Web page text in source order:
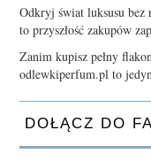
Odkryj świat luksusu
to przyszłość zakupów
Zanim kupisz pełny
odlewkiperfum.pl to
DOŁĄCZ DO